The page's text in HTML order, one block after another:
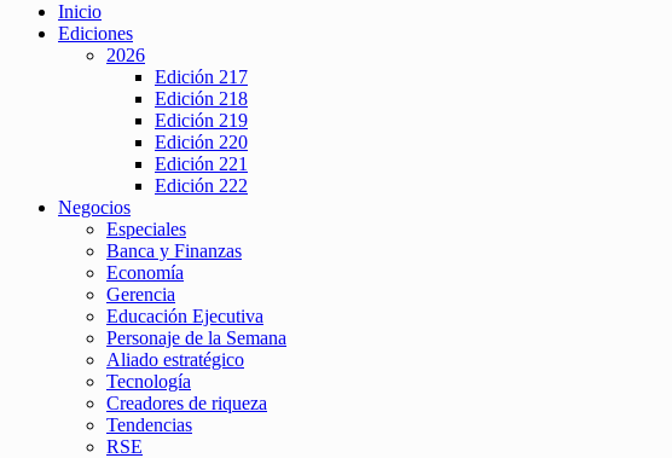
Inicio
Ediciones
2026
Edición 217
Edición 218
Edición 219
Edición 220
Edición 221
Edición 222
Negocios
Especiales
Banca y Finanzas
Economía
Gerencia
Educación Ejecutiva
Personaje de la Semana
Aliado estratégico
Tecnología
Creadores de riqueza
Tendencias
RSE